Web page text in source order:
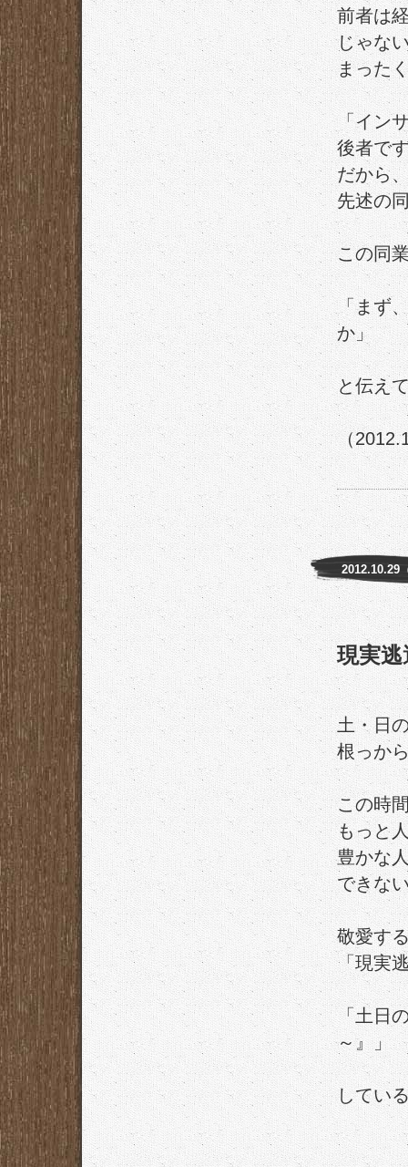
前者は
じゃな
まった
「イン
後者で
だから
先述の
この同
「まず
か」
と伝え
（
2012.10.29
現実
土・日
根っか
この時
もっと
豊かな
できな
敬愛す
「現実
「土日
～』」
してい